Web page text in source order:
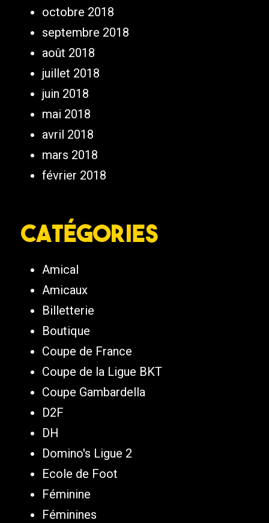
octobre 2018
septembre 2018
août 2018
juillet 2018
juin 2018
mai 2018
avril 2018
mars 2018
février 2018
Catégories
Amical
Amicaux
Billetterie
Boutique
Coupe de France
Coupe de la Ligue BKT
Coupe Gambardella
D2F
DH
Domino's Ligue 2
Ecole de Foot
Féminine
Féminines